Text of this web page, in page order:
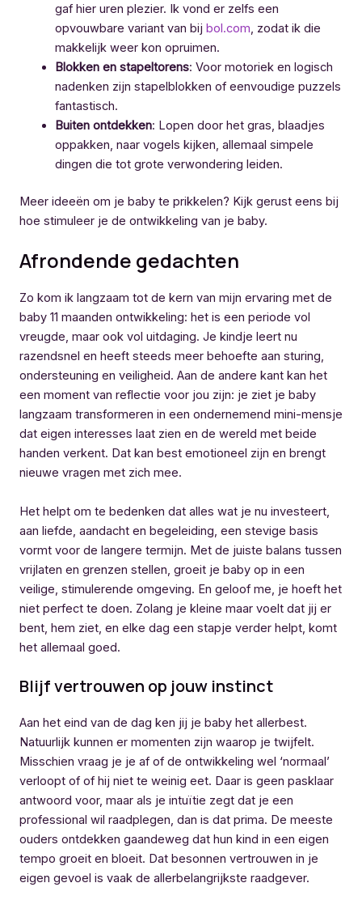
gaf hier uren plezier. Ik vond er zelfs een
opvouwbare variant van bij bol.com, zodat ik die
makkelijk weer kon opruimen.
Blokken en stapeltorens: Voor motoriek en logisch
nadenken zijn stapelblokken of eenvoudige puzzels
fantastisch.
Buiten ontdekken: Lopen door het gras, blaadjes
oppakken, naar vogels kijken, allemaal simpele
dingen die tot grote verwondering leiden.
Meer ideeën om je baby te prikkelen? Kijk gerust eens bij
hoe stimuleer je de ontwikkeling van je baby.
Afrondende gedachten
Zo kom ik langzaam tot de kern van mijn ervaring met de
baby 11 maanden ontwikkeling: het is een periode vol
vreugde, maar ook vol uitdaging. Je kindje leert nu
razendsnel en heeft steeds meer behoefte aan sturing,
ondersteuning en veiligheid. Aan de andere kant kan het
een moment van reflectie voor jou zijn: je ziet je baby
langzaam transformeren in een ondernemend mini-mensje
dat eigen interesses laat zien en de wereld met beide
handen verkent. Dat kan best emotioneel zijn en brengt
nieuwe vragen met zich mee.
Het helpt om te bedenken dat alles wat je nu investeert,
aan liefde, aandacht en begeleiding, een stevige basis
vormt voor de langere termijn. Met de juiste balans tussen
vrijlaten en grenzen stellen, groeit je baby op in een
veilige, stimulerende omgeving. En geloof me, je hoeft het
niet perfect te doen. Zolang je kleine maar voelt dat jij er
bent, hem ziet, en elke dag een stapje verder helpt, komt
het allemaal goed.
Blijf vertrouwen op jouw instinct
Aan het eind van de dag ken jij je baby het allerbest.
Natuurlijk kunnen er momenten zijn waarop je twijfelt.
Misschien vraag je je af of de ontwikkeling wel ‘normaal’
verloopt of of hij niet te weinig eet. Daar is geen pasklaar
antwoord voor, maar als je intuïtie zegt dat je een
professional wil raadplegen, dan is dat prima. De meeste
ouders ontdekken gaandeweg dat hun kind in een eigen
tempo groeit en bloeit. Dat besonnen vertrouwen in je
eigen gevoel is vaak de allerbelangrijkste raadgever.